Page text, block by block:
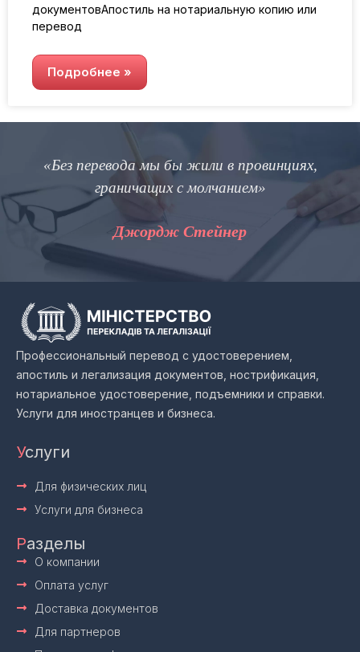
документовАпостиль на нотариальную копию или
перевод
Подробнее »
«Без перевода мы бы жили в провинциях,
граничащих с молчанием»
Джордж Стейнер
Профессиональный перевод с удостоверением,
апостиль и легализация документов, нострификация,
нотариальное удостоверение, подъемники и справки.
Услуги для иностранцев и бизнеса.
Услуги
Для физических лиц
Услуги для бизнеса
Разделы
О компании
Оплата услуг
Доставка документов
Для партнеров